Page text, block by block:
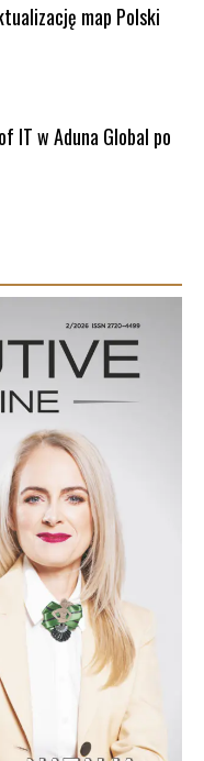
map Polski
IT w Aduna Global po